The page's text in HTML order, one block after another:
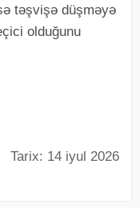
təşvişə düşməyə
olduğunu
14 iyul 2026